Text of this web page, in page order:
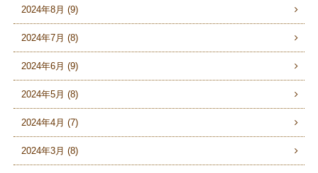
2024年8月 (9)
2024年7月 (8)
2024年6月 (9)
2024年5月 (8)
2024年4月 (7)
2024年3月 (8)